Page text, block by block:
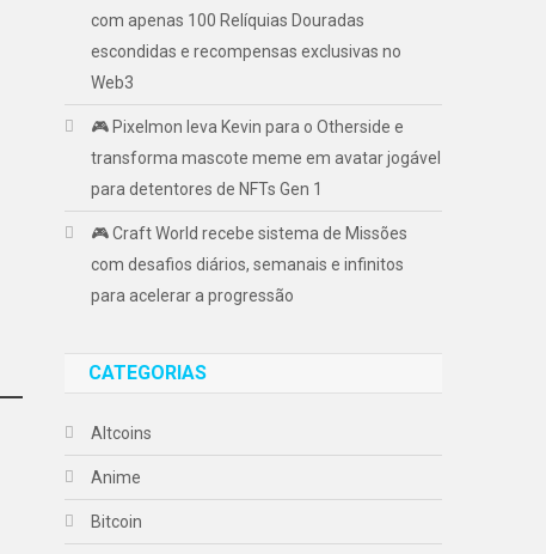
com apenas 100 Relíquias Douradas
escondidas e recompensas exclusivas no
Web3
🎮 Pixelmon leva Kevin para o Otherside e
transforma mascote meme em avatar jogável
para detentores de NFTs Gen 1
🎮 Craft World recebe sistema de Missões
com desafios diários, semanais e infinitos
para acelerar a progressão
CATEGORIAS
Altcoins
Anime
Bitcoin